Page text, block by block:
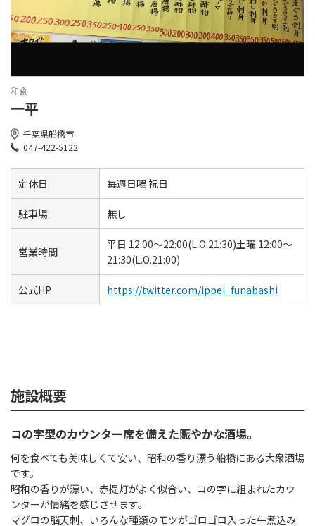
和食
一平
千葉県船橋市
047-422-5122
定休日 毎週日曜 祝日
駐車場 無し
営業時間
平日 12:00～22:00(L.O.21:30)土曜 12:00～
21:30(L.O.21:00)
公式HP https://twitter.com/ippei_funabashi
施設概要
コの字型のカウンター席を備えた賑やかな酒場。
何を食べても美味しくて安い、昭和の香り漂う船橋にある大衆酒場
です。
昭和の香りが漂い、赤提灯がよく似合い、コの字に組まれたカウ
ンターが情緒を感じさせます。
マグロの脳天刺、いろんな種類のモツがゴロゴロ入った牛煮込み